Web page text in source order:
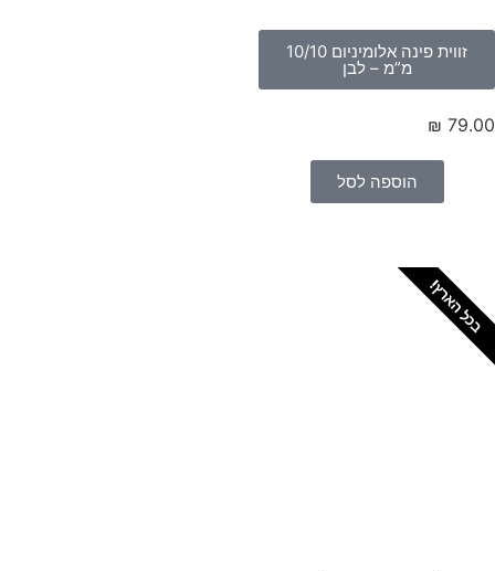
זווית פינה אלומיניום 10/10
מ”מ – לבן
₪
הוספה לסל
הארץ!